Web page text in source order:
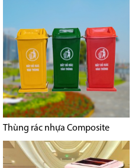
Thùng rác nhựa Composite